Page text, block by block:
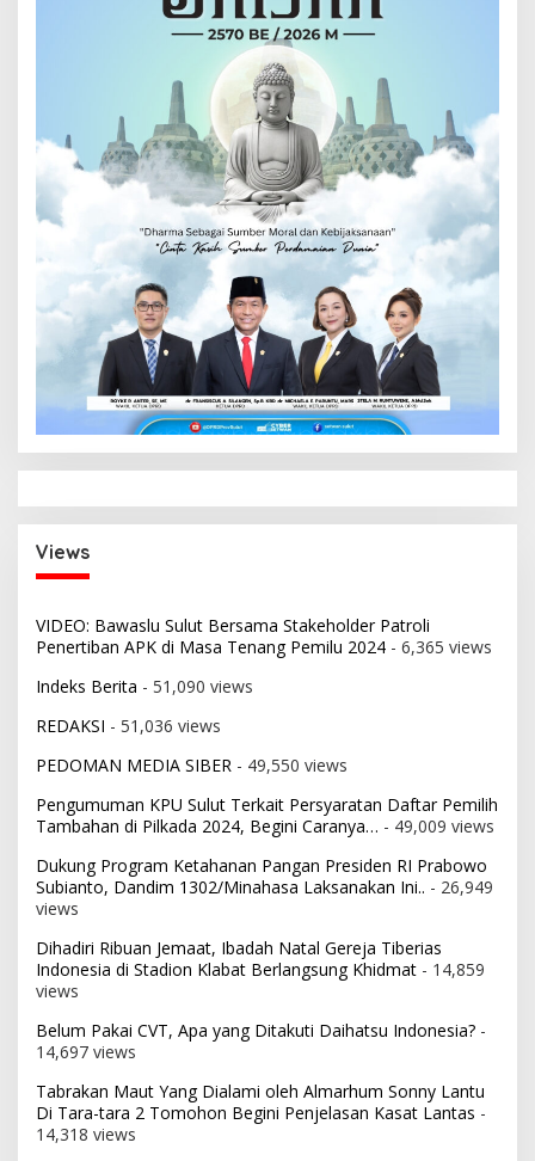
Views
VIDEO: Bawaslu Sulut Bersama Stakeholder Patroli
Penertiban APK di Masa Tenang Pemilu 2024 - 6,365 views
Indeks Berita - 51,090 views
REDAKSI - 51,036 views
PEDOMAN MEDIA SIBER - 49,550 views
Pengumuman KPU Sulut Terkait Persyaratan Daftar Pemilih
Tambahan di Pilkada 2024, Begini Caranya… - 49,009 views
Dukung Program Ketahanan Pangan Presiden RI Prabowo
Subianto, Dandim 1302/Minahasa Laksanakan Ini.. - 26,949
views
Dihadiri Ribuan Jemaat, Ibadah Natal Gereja Tiberias
Indonesia di Stadion Klabat Berlangsung Khidmat - 14,859
views
Belum Pakai CVT, Apa yang Ditakuti Daihatsu Indonesia? -
14,697 views
Tabrakan Maut Yang Dialami oleh Almarhum Sonny Lantu
Di Tara-tara 2 Tomohon Begini Penjelasan Kasat Lantas -
14,318 views